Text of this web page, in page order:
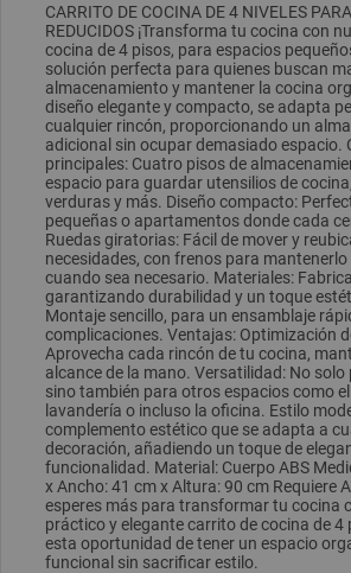
CARRITO DE COCINA DE 4 NIVELES
REDUCIDOS ¡Transforma tu cocina con
cocina de 4 pisos, para espacios
solución perfecta para quienes buscan
almacenamiento y mantener la cocina
diseño elegante y compacto, se adapta
cualquier rincón, proporcionando un
adicional sin ocupar demasiado espacio.
principales: Cuatro pisos de
espacio para guardar utensilios de
verduras y más. Diseño compacto:
pequeñas o apartamentos donde cada
Ruedas giratorias: Fácil de mover y
necesidades, con frenos para
cuando sea necesario. Materiales:
garantizando durabilidad y un toque
Montaje sencillo, para un ensamblaje
complicaciones. Ventajas: Optimización
Aprovecha cada rincón de tu cocina,
alcance de la mano. Versatilidad: No solo
sino también para otros espacios como
lavandería o incluso la oficina. Estilo
complemento estético que se adapta a
decoración, añadiendo un toque de
funcionalidad. Material: Cuerpo ABS
x Ancho: 41 cm x Altura: 90 cm Requiere
esperes más para transformar tu cocina
práctico y elegante carrito de cocina de 4
esta oportunidad de tener un espacio
funcional sin sacrificar estilo.